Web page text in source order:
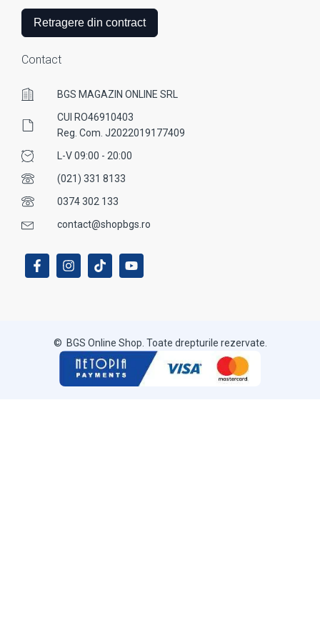
Retragere din contract
Contact
BGS MAGAZIN ONLINE SRL
CUI RO46910403
Reg. Com. J2022019177409
L-V 09:00 - 20:00
(021) 331 8133
0374 302 133
contact@shopbgs.ro
© BGS Online Shop. Toate drepturile rezervate.